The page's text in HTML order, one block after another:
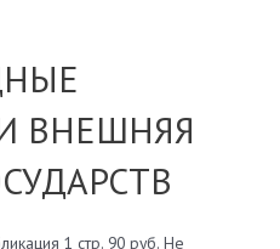
ВНЕШНЯЯ
1 стр. 90 руб. Не